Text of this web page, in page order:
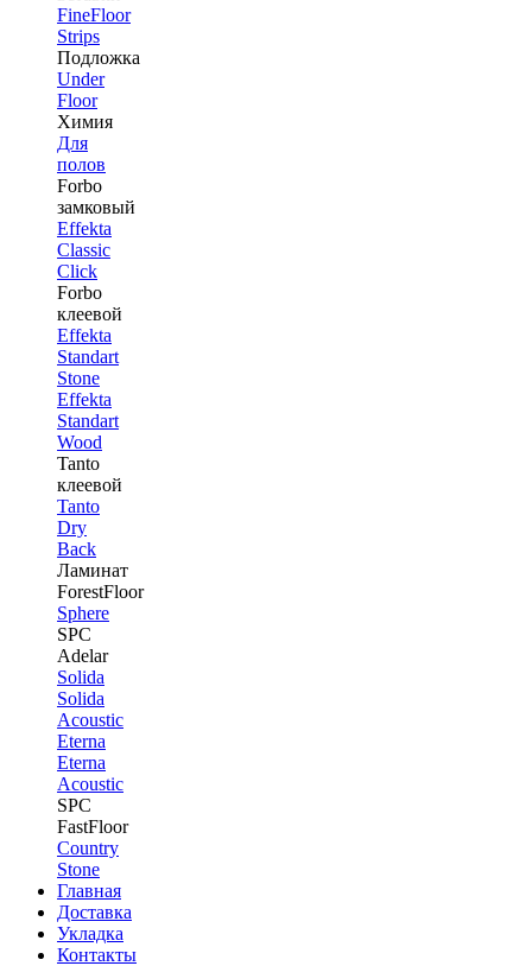
FineFloor
Strips
Подложка
Under
Floor
Химия
Для
полов
Forbo
замковый
Effekta
Classic
Click
Forbo
клеевой
Effekta
Standart
Stone
Effekta
Standart
Wood
Tanto
клеевой
Tanto
Dry
Back
Ламинат
ForestFloor
Sphere
SPC
Adelar
Solida
Solida
Acoustic
Eterna
Eterna
Acoustic
SPC
FastFloor
Country
Stone
Главная
Доставка
Укладка
Контакты